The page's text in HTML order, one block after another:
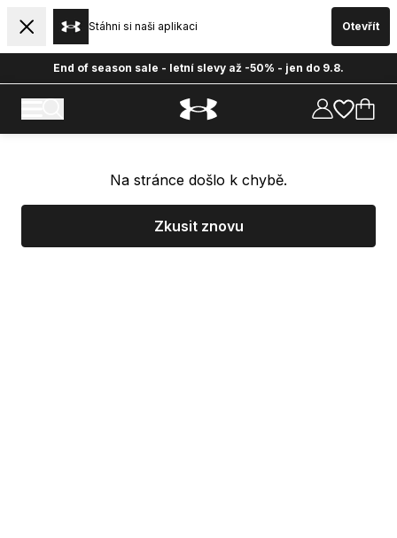
Stáhni si naši aplikaci Otevřít
End of season sale - letní slevy až -50% - jen do 9.8.
Na stránce došlo k chybě.
Zkusit znovu